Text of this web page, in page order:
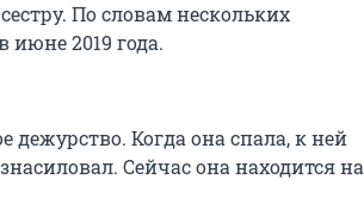
По словам нескольких
июне 2019 года.
дежурство. Когда она спала, к ней
Сейчас она находится на